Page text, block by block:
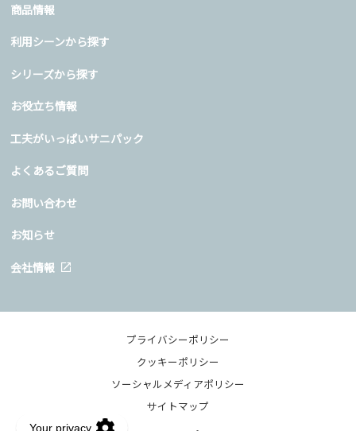
商品情報
利用シーンから探す
シリーズから探す
お役立ち情報
工夫がいっぱいサニパック
よくあるご質問
お問い合わせ
お知らせ
会社情報
プライバシーポリシー
クッキーポリシー
ソーシャルメディアポリシー
サイトマップ